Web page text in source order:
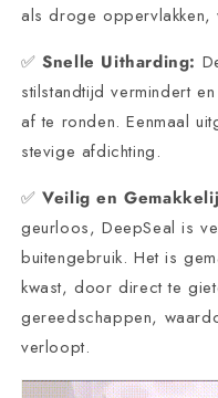
als droge
✅Snelle Uitharding:
stilstandtijd vermindert
af te ronden. Eenmaal
stevige afdichting.
✅Veilig en
geurloos, DeepSeal is
buitengebruik. Het is
kwast, door direct te
gereedschappen,
verloopt.